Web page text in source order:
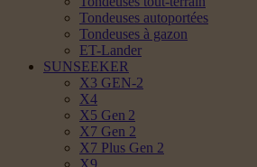
Tondeuses autoportées
Tondeuses à gazon
ET-Lander
SUNSEEKER
X3 GEN-2
X4
X5 Gen 2
X7 Gen 2
X7 Plus Gen 2
X9